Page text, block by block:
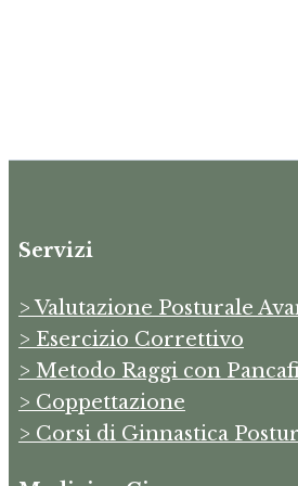
Servizi
> Valutazione Posturale
> Esercizio Correttivo
> Metodo Raggi con
> Coppettazione
> Corsi di Ginnastica